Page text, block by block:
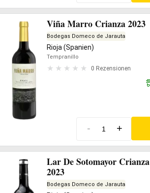
Viña Marro Crianza 2023
Bodegas Domeco de Jarauta
Rioja (Spanien)
Tempranillo
0 Rezensionen
- +
Lar De Sotomayor Crianza
2023
Bodegas Domeco de Jarauta